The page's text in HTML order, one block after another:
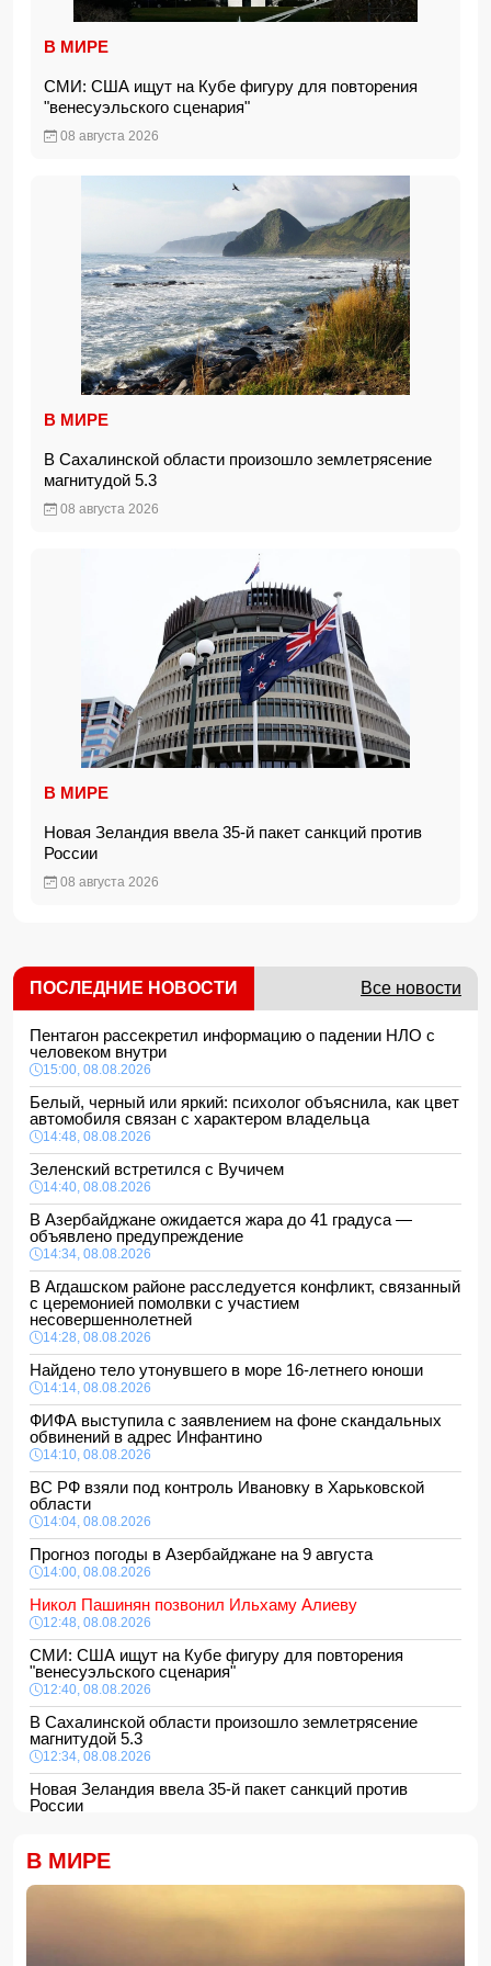
В МИРЕ
СМИ: США ищут на Кубе фигуру для повторения
"венесуэльского сценария"
08 августа 2026
В МИРЕ
В Сахалинской области произошло землетрясение
магнитудой 5.3
08 августа 2026
В МИРЕ
Новая Зеландия ввела 35-й пакет санкций против
России
08 августа 2026
ПОСЛЕДНИЕ НОВОСТИ Все новости
Пентагон рассекретил информацию о падении НЛО с
человеком внутри
15:00, 08.08.2026
Белый, черный или яркий: психолог объяснила, как цвет
автомобиля связан с характером владельца
14:48, 08.08.2026
Зеленский встретился с Вучичем
14:40, 08.08.2026
В Азербайджане ожидается жара до 41 градуса —
объявлено предупреждение
14:34, 08.08.2026
В Агдашском районе расследуется конфликт, связанный
с церемонией помолвки с участием
несовершеннолетней
14:28, 08.08.2026
Найдено тело утонувшего в море 16-летнего юноши
14:14, 08.08.2026
ФИФА выступила с заявлением на фоне скандальных
обвинений в адрес Инфантино
14:10, 08.08.2026
ВС РФ взяли под контроль Ивановку в Харьковской
области
14:04, 08.08.2026
Прогноз погоды в Азербайджане на 9 августа
14:00, 08.08.2026
Никол Пашинян позвонил Ильхаму Алиеву
12:48, 08.08.2026
СМИ: США ищут на Кубе фигуру для повторения
"венесуэльского сценария"
12:40, 08.08.2026
В Сахалинской области произошло землетрясение
магнитудой 5.3
12:34, 08.08.2026
Новая Зеландия ввела 35-й пакет санкций против
России
Защитник "Барселоны" Рональд Араухо переходит в
"Ливерпуль"
В мире зафиксирован рекордный рост цен на продукты
В МИРЕ